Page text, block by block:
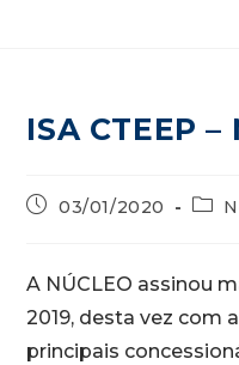
ISA CTEEP
03/01/2020
A NÚCLEO assinou
2019, desta vez com
principais